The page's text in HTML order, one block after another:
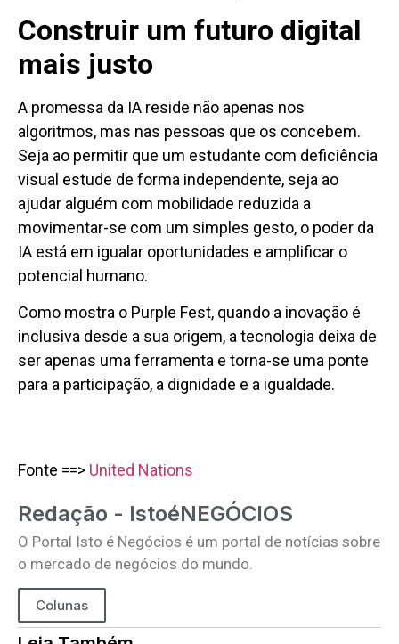
Construir um futuro digital
mais justo
A promessa da IA reside não apenas nos
algoritmos, mas nas pessoas que os concebem.
Seja ao permitir que um estudante com deficiência
visual estude de forma independente, seja ao
ajudar alguém com mobilidade reduzida a
movimentar-se com um simples gesto, o poder da
IA está em igualar oportunidades e amplificar o
potencial humano.
Como mostra o Purple Fest, quando a inovação é
inclusiva desde a sua origem, a tecnologia deixa de
ser apenas uma ferramenta e torna-se uma ponte
para a participação, a dignidade e a igualdade.
Fonte ==> United Nations
Redação - IstoéNEGÓCIOS
O Portal Isto é Negócios é um portal de notícias sobre
o mercado de negócios do mundo.
Colunas